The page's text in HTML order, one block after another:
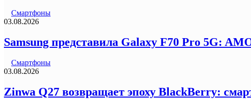
Смартфоны
03.08.2026
Samsung представила Galaxy F70 Pro 5G:
Смартфоны
03.08.2026
Zinwa Q27 возвращает эпоху BlackBerry: